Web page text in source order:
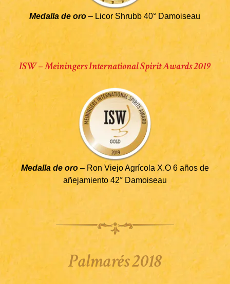
Medalla de oro – Licor Shrubb 40° Damoiseau
ISW – Meiningers International Spirit Awards 2019
Medalla de oro– Ron Viejo Agrícola X.O 6 años de
añejamiento 42° Damoiseau
Palmarés 2018